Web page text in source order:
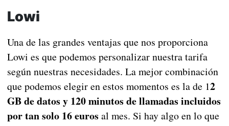
Lowi
Una de las grandes ventajas que nos proporciona
Lowi es que podemos personalizar nuestra tarifa
según nuestras necesidades. La mejor combinación
que podemos elegir en estos momentos es la de 12
GB de datos y 120 minutos de llamadas incluidos
por tan solo 16 euros al mes. Si hay algo en lo que